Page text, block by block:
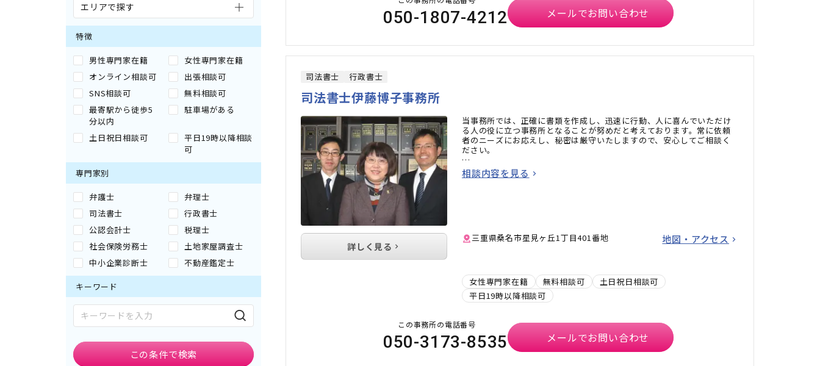
エリアで探す
特徴
男性専門家在籍
女性専門家在籍
オンライン相談可
出張相談可
SNS相談可
無料相談可
最寄駅から徒歩5
分以内
駐車場がある
土日祝日相談可
平日19時以降相談
可
専門家別
弁護士
弁理士
司法書士
行政書士
公認会計士
税理士
社会保険労務士
土地家屋調査士
中小企業診断士
不動産鑑定士
キーワード
この条件で検索
050-1807-4212 メールでお問い合わせ
司法書士 行政書士
司法書士伊藤博子事務所
当事務所では、正確に書類を作成し、迅速に行動、人に喜んでいただけ
る人の役に立つ事務所となることが努めだと考えております。常に依頼
者のニーズにお応えし、秘密は厳守いたしますので、安心してご相談く
ださい。
ホームページ作成しました。
相談内容を見る
三重県桑名市星見ヶ丘1丁目401番地 地図・アクセス
女性専門家在籍 無料相談可
土日祝日相談可
平日19時以降相談可
詳しく見る
この事務所の電話番号
050-3173-8535 メールでお問い合わせ